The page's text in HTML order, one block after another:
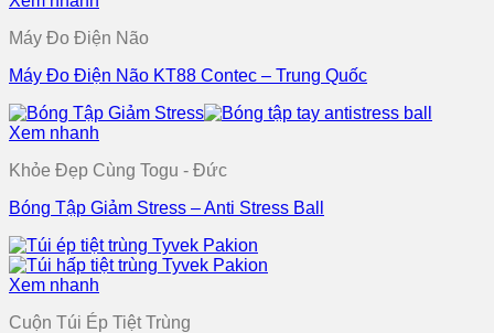
Máy Đo Điện Não
Máy Đo Điện Não KT88 Contec – Trung Quốc
Xem nhanh
Khỏe Đẹp Cùng Togu - Đức
Bóng Tập Giảm Stress – Anti Stress Ball
Xem nhanh
Cuộn Túi Ép Tiệt Trùng